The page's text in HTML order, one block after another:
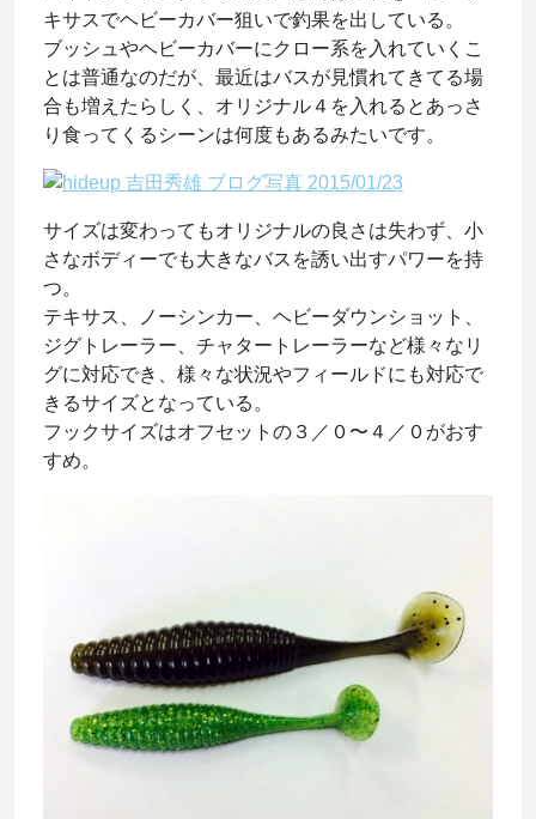
キサスでヘビーカバー狙いで釣果を出している。
ブッシュやヘビーカバーにクロー系を入れていくこ
とは普通なのだが、最近はバスが見慣れてきてる場
合も増えたらしく、オリジナル４を入れるとあっさ
り食ってくるシーンは何度もあるみたいです。
サイズは変わってもオリジナルの良さは失わず、小
さなボディーでも大きなバスを誘い出すパワーを持
つ。
テキサス、ノーシンカー、ヘビーダウンショット、
ジグトレーラー、チャタートレーラーなど様々なリ
グに対応でき、様々な状況やフィールドにも対応で
きるサイズとなっている。
フックサイズはオフセットの３／０〜４／０がおす
すめ。